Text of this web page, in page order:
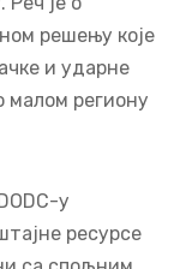
решењу које
и ударне
малом региону
у
ресурсе